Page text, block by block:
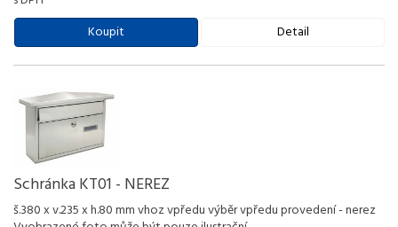
Koupit
Detail
Schránka KT01 - NEREZ
š.380 x v.235 x h.80 mm vhoz vpředu výběr vpředu provedení - nerez